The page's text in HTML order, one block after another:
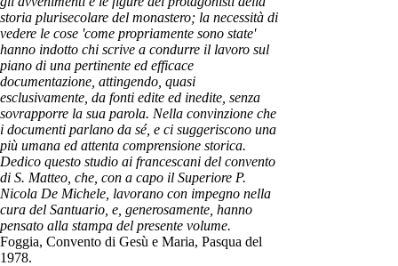
storia plurisecolare del monastero; la necessità di
vedere le cose 'come propriamente sono state'
hanno indotto chi scrive a condurre il lavoro sul
piano di una pertinente ed efficace
documentazione, attingendo, quasi
esclusivamente, da fonti edite ed inedite, senza
sovrapporre la sua parola. Nella convinzione che
i documenti parlano da sé, e ci suggeriscono una
più umana ed attenta comprensione storica.
Dedico questo studio ai francescani del convento
di S. Matteo, che, con a capo il Superiore P.
Nicola De Michele, lavorano con impegno nella
cura del Santuario, e, generosamente, hanno
pensato alla stampa del presente volume.
Foggia, Convento di Gesù e Maria, Pasqua del
1978.